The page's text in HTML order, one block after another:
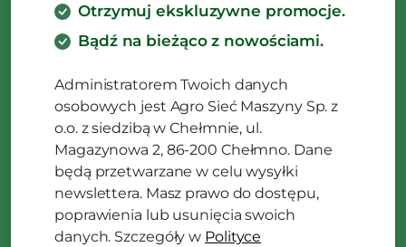
Otrzymuj ekskluzywne promocje.
Bądź na bieżąco z nowościami.
Administratorem Twoich danych
osobowych jest Agro Sieć Maszyny Sp. z
o.o. z siedzibą w Chełmnie, ul.
Magazynowa 2, 86-200 Chełmno. Dane
będą przetwarzane w celu wysyłki
newslettera. Masz prawo do dostępu,
poprawienia lub usunięcia swoich
danych. Szczegóły w Polityce